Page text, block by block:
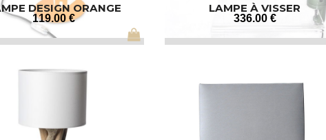
DESIGN ORANGE
119.00 €
LAMPE À VISSER
336.00 €